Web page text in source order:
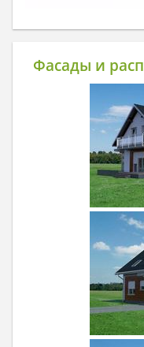
Фасады и